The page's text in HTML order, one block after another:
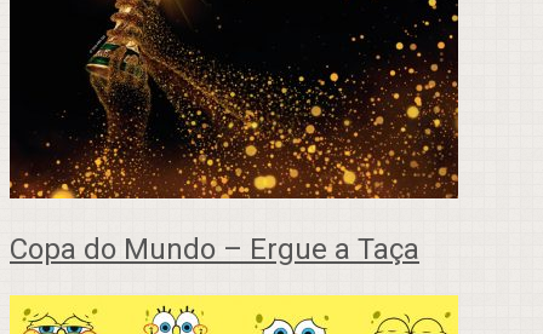
Copa do Mundo – Ergue a Taça